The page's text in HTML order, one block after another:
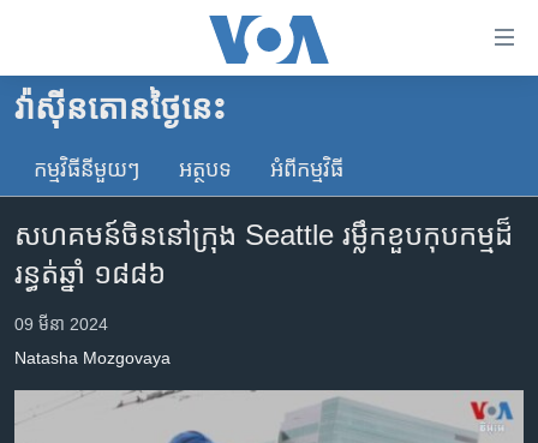
គេហទំព័រ​
ទាក់ទង
និង​
ចូល​
ទំព័រ​
ព័ត៌មាន​​
ម្តង
រំលង​
និង​
កម្ពុជា
អន្តរជាតិ
ហេឡូវីអូអេ
វ៉ាស៊ីនតោន​ថ្ងៃ​នេះ
កម្មវិធី​នីមួយៗ អត្ថបទ​ អំពី​កម្មវិធី​
សហគមន៍ចិននៅក្រុង Seattle រម្លឹកខួបកុបកម្មដ៏
រន្ធត់ឆ្នាំ ១៨៨៦
09 មីនា 2024
Natasha Mozgovaya